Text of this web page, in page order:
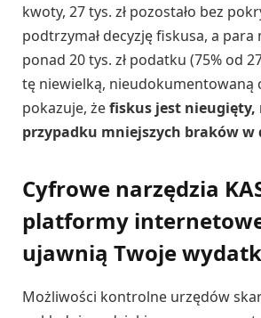
kwoty, 27 tys. zł pozostało bez
podtrzymał decyzję fiskusa, a para
ponad 20 tys. zł podatku (75% od
tę niewielką, nieudokumentowaną
pokazuje, żefiskus jest nieugięty,
przypadku mniejszych braków
Cyfrowe narzędzia
platformy internetowe
ujawnią Twoje
Możliwości kontrolne urzędów